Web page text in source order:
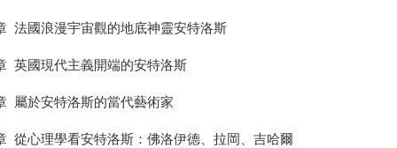
法國浪漫宇宙觀的地底神靈安特洛斯
英國現代主義開端的安特洛斯
屬於安特洛斯的當代藝術家
從心理學看安特洛斯：佛洛伊德、拉岡、吉哈爾